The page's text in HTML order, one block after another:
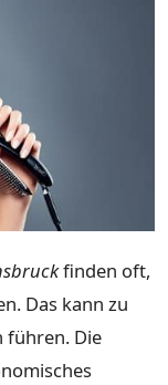
finden oft,
Das kann zu
führen. Die